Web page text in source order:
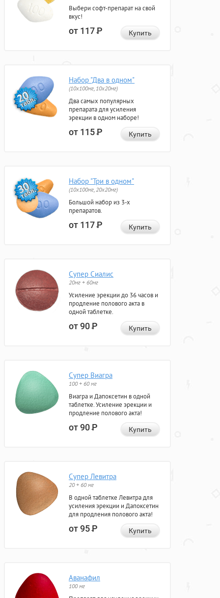
Выбери софт-препарат на свой
вкус!
от 117Р Купить
Набор "Два в одном"
(10x100мг, 10x20мг)
Два самых популярных
препарата для усиления
эрекции в одном наборе!
от 115Р Купить
Набор "Три в одном"
(10x100мг, 20x20мг)
Большой набор из 3-х
препаратов.
от 117Р Купить
Супер Сиалис
20мг + 60мг
Усиление эрекции до 36 часов и
продление полового акта в
одной таблетке.
от 90Р Купить
Супер Виагра
100 + 60 мг
Виагра и Дапоксетин в одной
таблетке. Усиление эрекции и
продление полового акта!
от 90Р Купить
Супер Левитра
20 + 60 мг
В одной таблетке Левитра для
усиления эрекции и Дапоксетин
для продления полового акта!
от 95Р Купить
Аванафил
100 мг